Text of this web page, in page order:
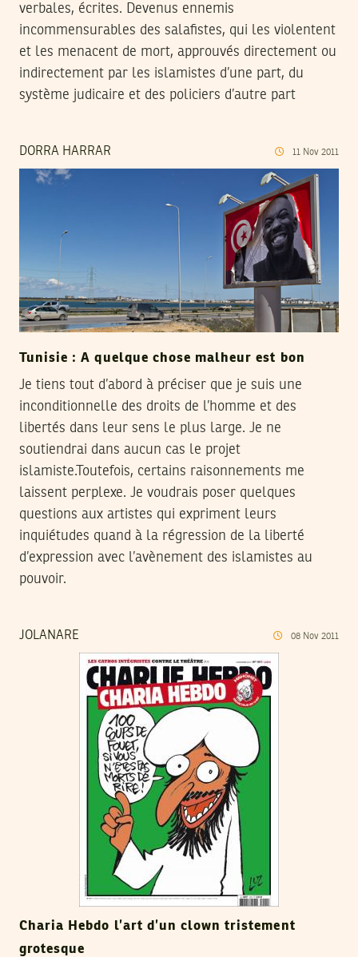
verbales, écrites. Devenus ennemis
incommensurables des salafistes, qui les violentent
et les menacent de mort, approuvés directement ou
indirectement par les islamistes d’une part, du
système judicaire et des policiers d’autre part
DORRA HARRAR 11 Nov 2011
Tunisie : A quelque chose malheur est bon
Je tiens tout d’abord à préciser que je suis une
inconditionnelle des droits de l’homme et des
libertés dans leur sens le plus large. Je ne
soutiendrai dans aucun cas le projet
islamiste.Toutefois, certains raisonnements me
laissent perplexe. Je voudrais poser quelques
questions aux artistes qui expriment leurs
inquiétudes quand à la régression de la liberté
d’expression avec l’avènement des islamistes au
pouvoir.
JOLANARE 08 Nov 2011
Charia Hebdo l’art d’un clown tristement
grotesque